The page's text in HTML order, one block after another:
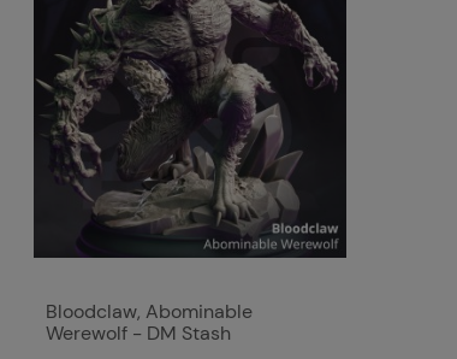
Bloodclaw, Abominable
Werewolf - DM Stash